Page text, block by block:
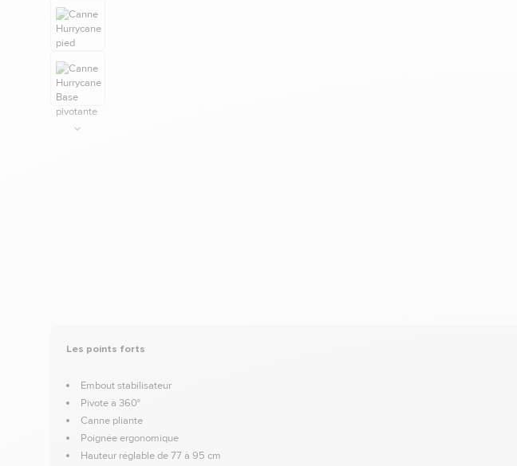
Les points forts
Embout stabilisateur
Pivote à 360°
Canne pliante
Poignée ergonomique
Hauteur réglable de 77 à 95 cm